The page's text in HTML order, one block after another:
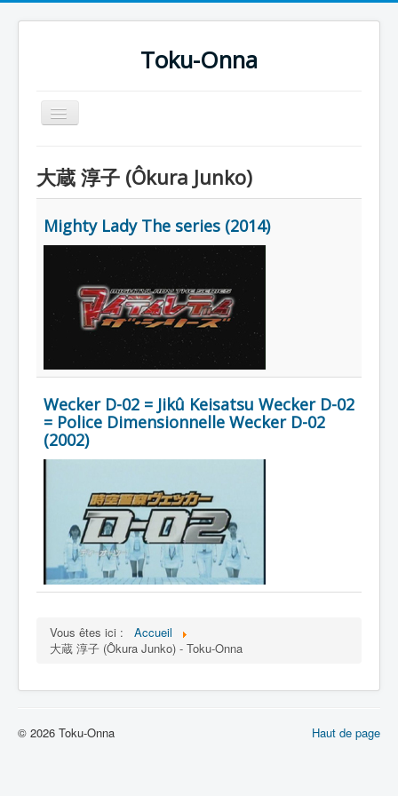
Toku-Onna
Basculer
la
Toku-Actrices
Toku-Critiques
Séries
COSAA
Artiste Asperger
Lexique
大蔵 淳子 (Ôkura Junko)
Mighty Lady The series (2014)
Wecker D-02 = Jikû Keisatsu Wecker D-02
= Police Dimensionnelle Wecker D-02
(2002)
Vous êtes ici :
Accueil
大蔵 淳子 (Ôkura Junko) - Toku-Onna
Haut de page
© 2026 Toku-Onna